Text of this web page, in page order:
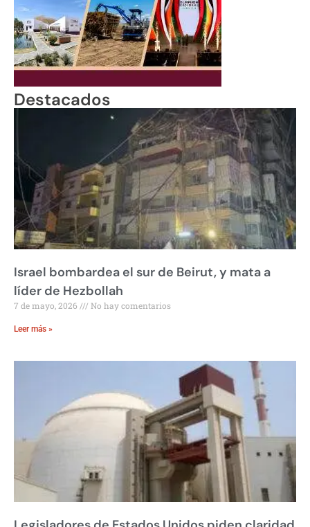
Destacados
Israel bombardea el sur de Beirut, y mata a
líder de Hezbollah
7 de mayo, 2026 No hay comentarios
Leer más »